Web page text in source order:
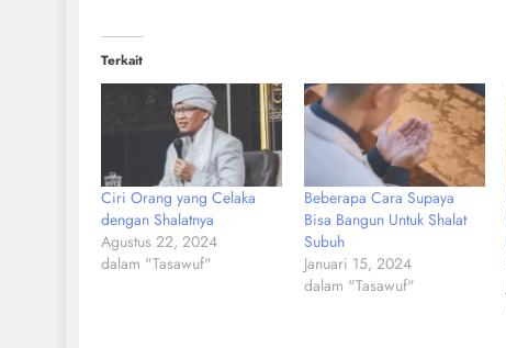
Terkait
Ciri Orang yang Celaka
dengan Shalatnya
Agustus 22, 2024
dalam "Tasawuf"
Beberapa Cara Supaya
Bisa Bangun Untuk Shalat
Subuh
Januari 15, 2024
dalam "Tasawuf"